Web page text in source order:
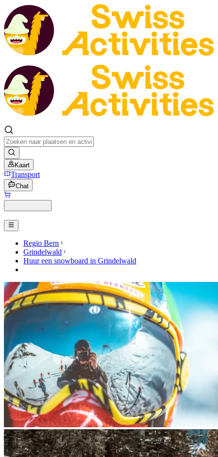
Kaart
Transport
Chat
Regio Bern
Grindelwald
Huur een snowboard in Grindelwald